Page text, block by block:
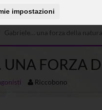
impostazioni
Gabriele… una forza della
UNA FORZA
Riccobono